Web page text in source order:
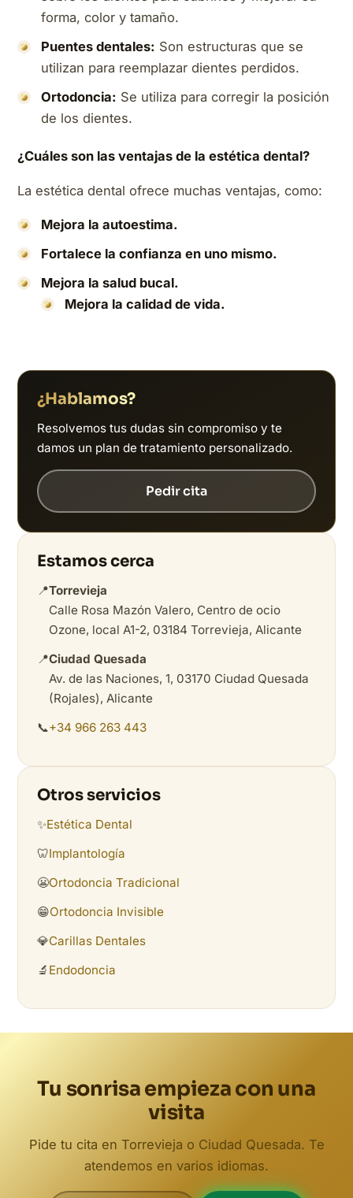
forma, color y tamaño.
Puentes dentales: Son estructuras que se
utilizan para reemplazar dientes perdidos.
Ortodoncia: Se utiliza para corregir la posición
de los dientes.
¿Cuáles son las ventajas de la estética dental?
La estética dental ofrece muchas ventajas, como:
Mejora la autoestima.
Fortalece la confianza en uno mismo.
Mejora la salud bucal.
Mejora la calidad de vida.
¿Hablamos?
Resolvemos tus dudas sin compromiso y te
damos un plan de tratamiento personalizado.
Pedir cita
Estamos cerca
📍Torrevieja
Calle Rosa Mazón Valero, Centro de ocio
Ozone, local A1-2, 03184 Torrevieja, Alicante
📍Ciudad Quesada
Av. de las Naciones, 1, 03170 Ciudad Quesada
(Rojales), Alicante
📞+34 966 263 443
Otros servicios
✨Estética Dental
🦷Implantología
😬Ortodoncia Tradicional
😁Ortodoncia Invisible
💎Carillas Dentales
🔬 Endodoncia
Tu sonrisa empieza con una
visita
Pide tu cita en Torrevieja o Ciudad Quesada. Te
atendemos en varios idiomas.